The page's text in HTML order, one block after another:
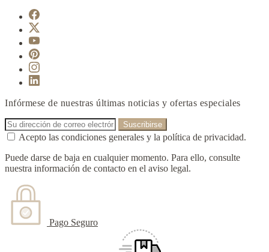
Infórmese de nuestras últimas noticias y ofertas especiales
Acepto las condiciones generales y la política de privacidad.
Puede darse de baja en cualquier momento. Para ello, consulte
nuestra información de contacto en el aviso legal.
Pago Seguro